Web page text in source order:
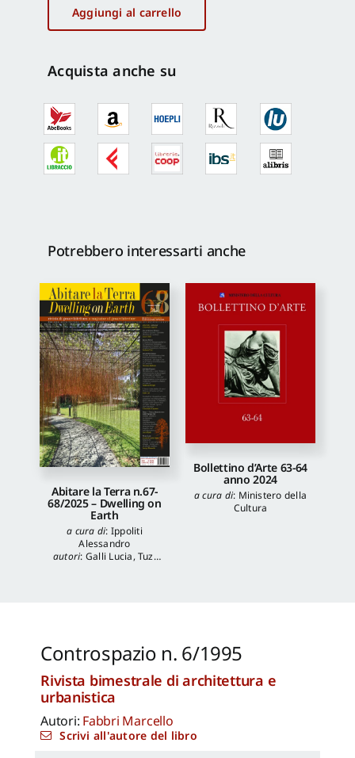
Newsletter
6/1995
quantità
Aggiungi al carrello
Acquista anche su
Potrebbero interessarti anche
Abitare la Terra n.67-
68/2025 – Dwelling on
Earth
a cura di: Ippoliti
Alessandro
autori: Galli Lucia,Tuzi
Bollettino d’Arte 63-64
anno 2024
a cura di: Ministero della
Cultura
Controspazio n. 6/1995
Rivista bimestrale di architettura e
urbanistica
Autori: Fabbri Marcello
Scrivi all'autore del libro